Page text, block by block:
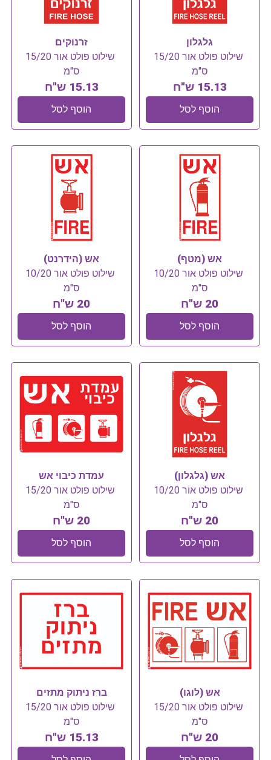
גלגלון
שילוט פולט אור 15/20
ס"מ
15.13 ש"ח
הוסף לסל
זרנוקים
שילוט פולט אור 15/20
ס"מ
15.13 ש"ח
הוסף לסל
אש (מטף)
שילוט פולט אור 10/20
ס"מ
20 ש"ח
הוסף לסל
אש (הידרנט)
שילוט פולט אור 10/20
ס"מ
20 ש"ח
הוסף לסל
אש (גלגלון)
שילוט פולט אור 10/20
ס"מ
20 ש"ח
הוסף לסל
עמדת כיבוי אש
שילוט פולט אור 15/20
ס"מ
20 ש"ח
הוסף לסל
אש (לוגו)
שילוט פולט אור 15/20
ס"מ
20 ש"ח
ברז ניתוק מתזים
שילוט פולט אור 15/20
ס"מ
15.13 ש"ח